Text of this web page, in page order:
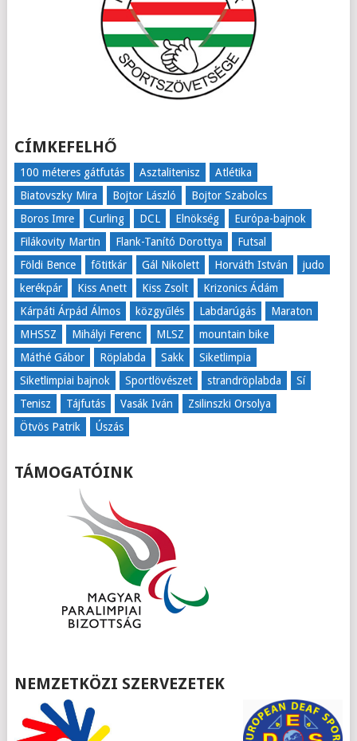
CÍMKEFELHŐ
100 méteres gátfutás Asztalitenisz
Atlétika
Biatovszky Mira
Bojtor László
Bojtor Szabolcs
Boros Imre
Curling DCL Elnökség
Európa-bajnok
Filákovity Martin
Flank-Tanító Dorottya
Futsal
Földi Bence
főtitkár Gál Nikolett Horváth István
judo
kerékpár
Kiss Anett Kiss Zsolt
Krizonics Ádám
Kárpáti Árpád Álmos
közgyűlés Labdarúgás
Maraton
MHSSZ
Mihályi Ferenc MLSZ
mountain bike
Máthé Gábor
Röplabda Sakk
Siketlimpia
Siketlimpiai bajnok
Sportlövészet strandröplabda
Sí
Tenisz
Tájfutás Vasák Iván
Zsilinszki Orsolya
Ötvös Patrik
Úszás
TÁMOGATÓINK
NEMZETKÖZI SZERVEZETEK